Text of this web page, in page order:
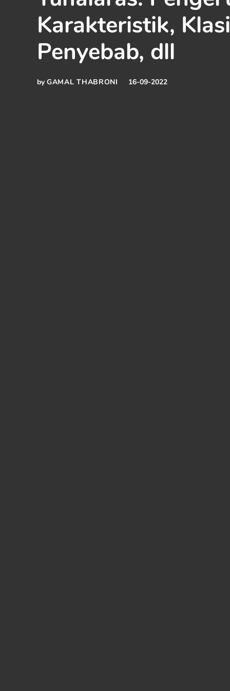
Karakteristik,
Penyebab, dll
by GAMAL THABRONI 16-09-2022